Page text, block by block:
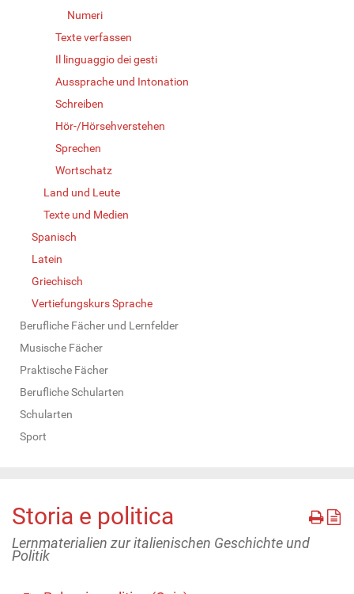
Numeri
Texte verfassen
Il linguaggio dei gesti
Aussprache und Intonation
Schreiben
Hör-/Hörsehverstehen
Sprechen
Wortschatz
Land und Leute
Texte und Medien
Spanisch
Latein
Griechisch
Vertiefungskurs Sprache
Berufliche Fächer und Lernfelder
Musische Fächer
Praktische Fächer
Berufliche Schularten
Schularten
Sport
Storia e politica
Lernmaterialien zur italienischen Geschichte und
Politik